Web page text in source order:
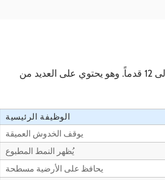
الفينيل الملفوف التجاري عبارة عن لوح طويل ومرن من الأرضيات. وعادةً ما يتراوح عرضها من 6 إلى 12 قدماً. وهو يحتوي على العديد من
الوظيفة الرئيسية
يوقف الخدوش العميقة
يُظهر النمط المطبوع
يحافظ على الأرضية مسطحة